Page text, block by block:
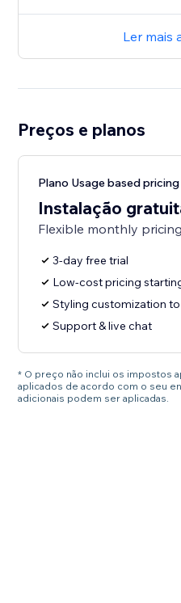
Ler mais
Preços e planos
Plano Usage based pricing
Instalação
Flexible monthly
3-day free trial
Low-cost pricing
Styling customization
Support & live chat
* O preço não inclui os impostos
aplicados de acordo com o seu
adicionais podem ser aplicadas.